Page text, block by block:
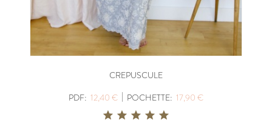
CREPUSCULE
PDF: 12,40 € | POCHETTE: 17,90 €